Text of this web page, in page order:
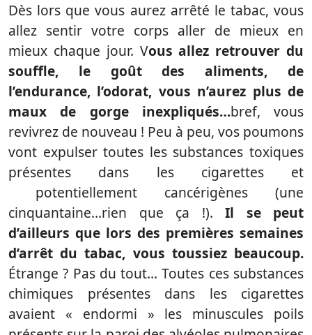
Dès lors que vous aurez arrêté le tabac, vous
allez sentir votre corps aller de mieux en
mieux chaque jour. Vous allez retrouver du
souffle, le goût des aliments, de
l’endurance, l’odorat, vous n’aurez plus de
maux de gorge inexpliqués…bref, vous
revivrez de nouveau ! Peu à peu, vos poumons
vont expulser toutes les substances toxiques
présentes dans les cigarettes et
potentiellement cancérigènes (une
cinquantaine…rien que ça !). Il se peut
d’ailleurs que lors des premières semaines
d’arrêt du tabac, vous toussiez beaucoup.
Étrange ? Pas du tout… Toutes ces substances
chimiques présentes dans les cigarettes
avaient « endormi » les minuscules poils